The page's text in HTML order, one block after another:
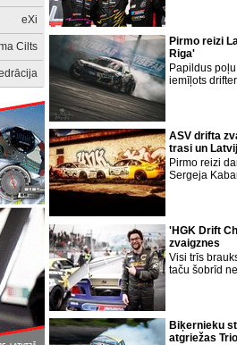
eXi
Cilts
Pirmo reizi
Riga'
Papildus
iemīļots
ASV drifta
trasi un
Pirmo reizi
Sergeja
'HGK Drift
zvaigznes
Visi trīs
taču šobrīd
Biķernieku
atgriežas